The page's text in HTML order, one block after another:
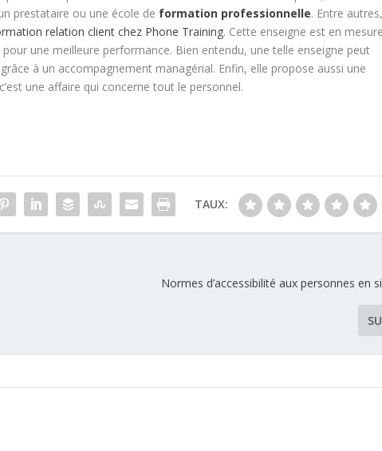
prestataire ou une école de formation professionnelle. Entre autres,
relation client chez Phone Training. Cette enseigne est en mesure
une meilleure performance. Bien entendu, une telle enseigne peut
à un accompagnement managérial. Enfin, elle propose aussi une
une affaire qui concerne tout le personnel.
TAUX:
Normes d’accessibilité aux personnes en